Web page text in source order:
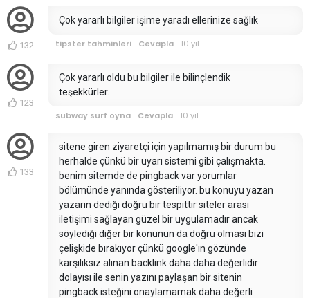
132
Çok yararlı bilgiler işime yaradı ellerinize sağlık
tipster tahminleri Cevapla 10 yıl
123
Çok yararlı oldu bu bilgiler ile bilinçlendik
teşekkürler.
subway surf oyna Cevapla 10 yıl
133
sitene giren ziyaretçi için yapılmamış bir durum bu
herhalde çünkü bir uyarı sistemi gibi çalışmakta.
benim sitemde de pingback var yorumlar
bölümünde yanında gösteriliyor. bu konuyu yazan
yazarın dediği doğru bir tespittir siteler arası
iletişimi sağlayan güzel bir uygulamadır ancak
söylediği diğer bir konunun da doğru olması bizi
çelişkide bırakıyor çünkü google'ın gözünde
karşılıksız alınan backlink daha daha değerlidir
dolayısı ile senin yazını paylaşan bir sitenin
pingback isteğini onaylamamak daha değerli